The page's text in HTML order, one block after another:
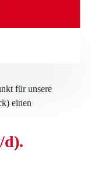
für unsere
einen
d).